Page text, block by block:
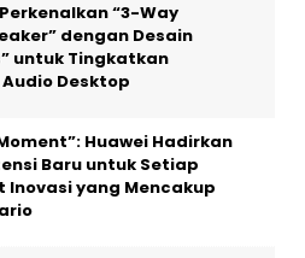
“3-Way
dengan Desain
untuk Tingkatkan
Desktop
Huawei Hadirkan
Baru untuk Setiap
Inovasi yang Mencakup